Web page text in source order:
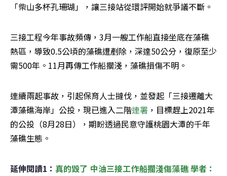
「柴山多杯孔珊瑚」，讓三接站從環評開始就爭議不斷。
三接工程今年事故頻傳，3月一艘工作船直接坐底在藻礁
熱區，導致0.5公頃的藻礁遭剷除，深達50公分，復原至少
需500年。11月再傳工作船擱淺，藻礁損傷不明。
連續兩起事故，引起保育人士撻伐，並發起「三接遷離大
潭藻礁海岸」公投，現已進入二階連署 ，目標趕上2021年
的公投（8月28日），期盼透過民意守護桃園大潭的千年
藻礁生態。
延伸閱讀1： 真的毀了 中油三接工作船擱淺傷藻礁 學者：